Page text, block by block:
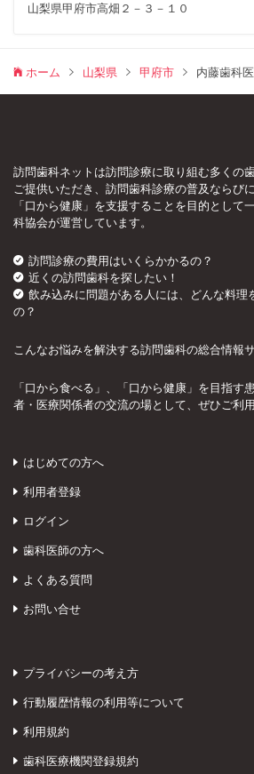
山梨県甲府市高畑２－３－１０
ホーム 山梨県 甲府市 内藤歯科
訪問歯科ネットは訪問診療に取り組む多くの
ご提供いただき、訪問歯科診療の普及ならび
「口から健康」を支援することを目的とし
科協会が運営しています。
訪問診療の費用はいくらかかるの？
近くの訪問歯科を探したい！
飲み込みに問題がある人には、どんな料理
の？
こんなお悩みを解決する訪問歯科の総合情報サ
「口から食べる」、「口から健康」を目指す
者・医療関係者の交流の場として、ぜひご利用
はじめての方へ
利用者登録
ログイン
歯科医師の方へ
よくある質問
お問い合せ
プライバシーの考え方
行動履歴情報の利用等について
利用規約
歯科医療機関登録規約